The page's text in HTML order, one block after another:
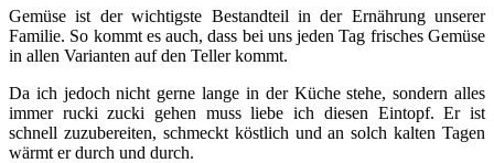
Gemüse ist der wichtigste Bestandteil in der Ernährung unserer
Familie. So kommt es auch, dass bei uns jeden Tag frisches Gemüse
in allen Varianten auf den Teller kommt.
Da ich jedoch nicht gerne lange in der Küche stehe, sondern alles
immer rucki zucki gehen muss liebe ich diesen Eintopf. Er ist
schnell zuzubereiten, schmeckt köstlich und an solch kalten Tagen
wärmt er durch und durch.